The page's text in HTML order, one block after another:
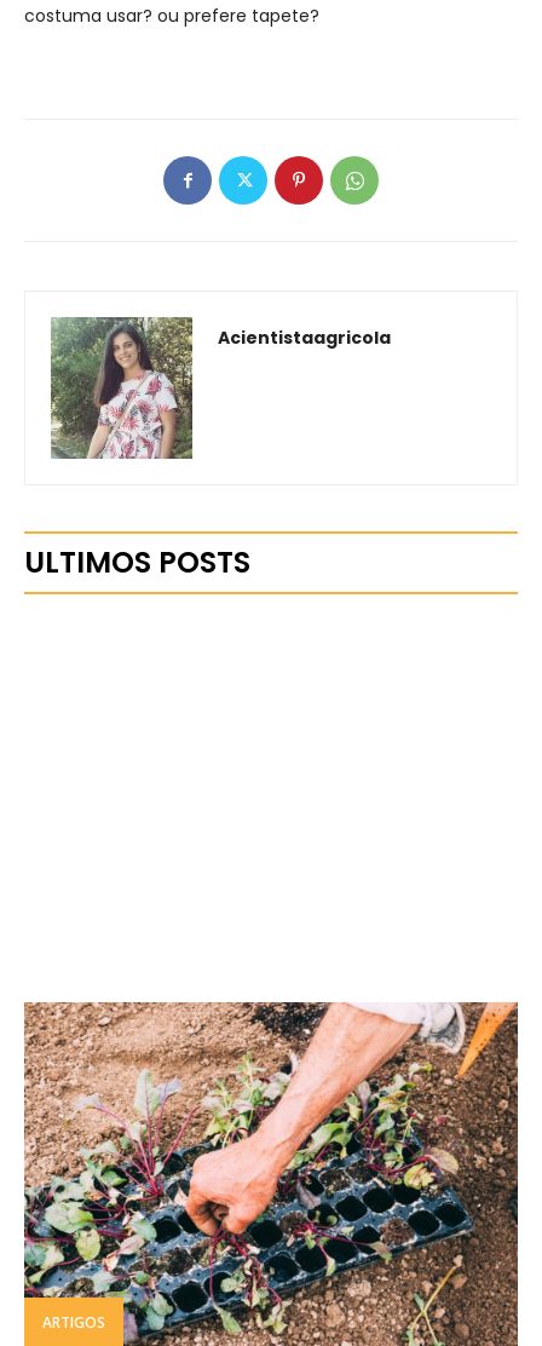
costuma usar? ou prefere tapete?
Acientistaagricola
ULTIMOS POSTS
ARTIGOS